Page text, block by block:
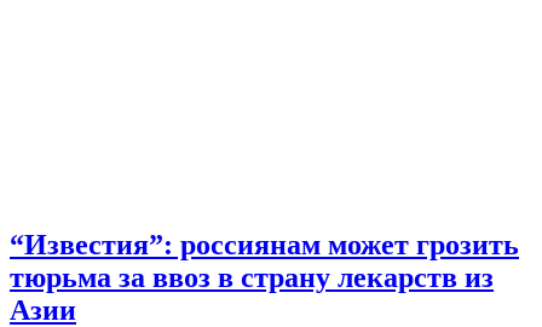
“Известия”: россиянам может грозить
тюрьма за ввоз в страну лекарств из
Азии